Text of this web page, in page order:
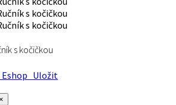
s kočičkou
Uložit